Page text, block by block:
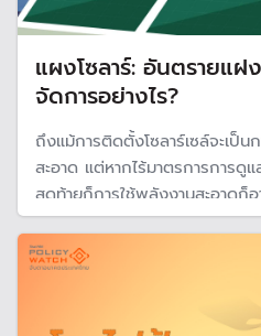
แผงโซลาร์: อันตรายแฝ
จัดการอย่างไร?
ถึงแม้การติดตั้งโซลาร์เซล์จะเป็
สะอาด แต่หากไร้มาตรการการดู
สุดท้ายก็การใช้พลังงานสะอาดก็
ควรเร่งหาวิธีการจัดการซากโซ
แวดล้อมให้น้อยที่สุด